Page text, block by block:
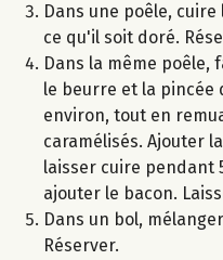
Dans une poêle,
ce qu'il soit doré.
Dans la même poêle,
le beurre et la pincée
environ, tout en
caramélisés. Ajouter
laisser cuire pendant
ajouter le bacon.
Dans un bol,
Réserver.